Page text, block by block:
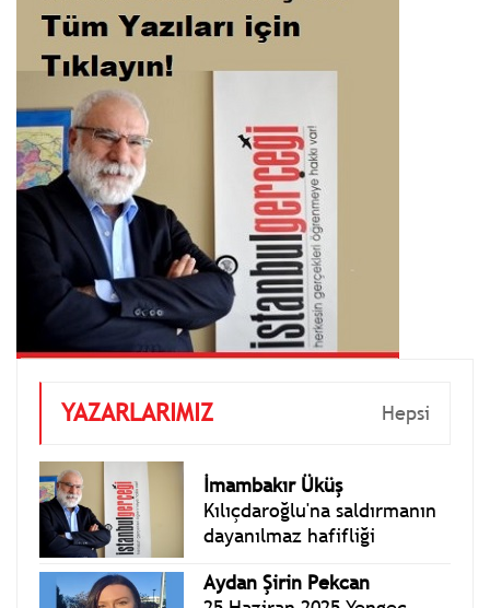
YAZARLARIMIZ Hepsi
İmambakır Üküş
Kılıçdaroğlu'na saldırmanın
dayanılmaz hafifliği
Aydan Şirin Pekcan